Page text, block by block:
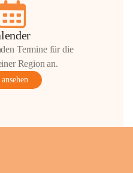
Termine für die
Region an.